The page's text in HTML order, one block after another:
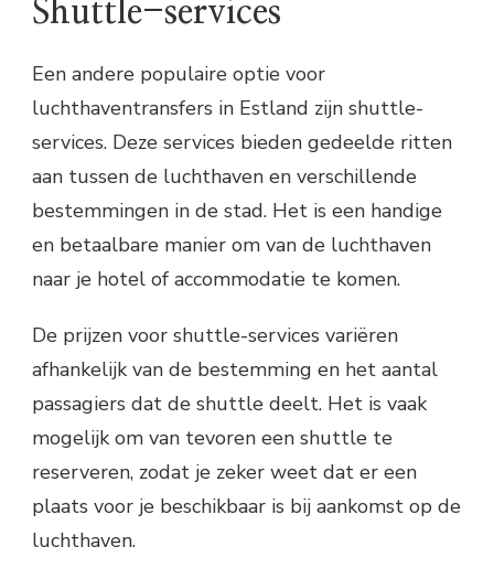
Shuttle-services
Een andere populaire optie voor
luchthaventransfers in Estland zijn shuttle-
services. Deze services bieden gedeelde ritten
aan tussen de luchthaven en verschillende
bestemmingen in de stad. Het is een handige
en betaalbare manier om van de luchthaven
naar je hotel of accommodatie te komen.
De prijzen voor shuttle-services variëren
afhankelijk van de bestemming en het aantal
passagiers dat de shuttle deelt. Het is vaak
mogelijk om van tevoren een shuttle te
reserveren, zodat je zeker weet dat er een
plaats voor je beschikbaar is bij aankomst op de
luchthaven.